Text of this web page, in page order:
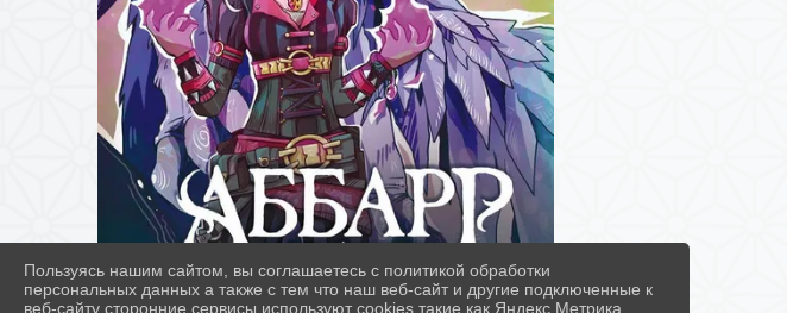
Пользуясь нашим сайтом, вы соглашаетесь с политикой обработки
персональных данных а также с тем что наш веб-сайт и другие подключенные к
веб-сайту сторонние сервисы используют cookies такие как Яндекс Метрика,